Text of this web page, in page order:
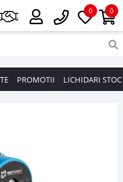
0
0
PROMOTII LICHIDARI STOC